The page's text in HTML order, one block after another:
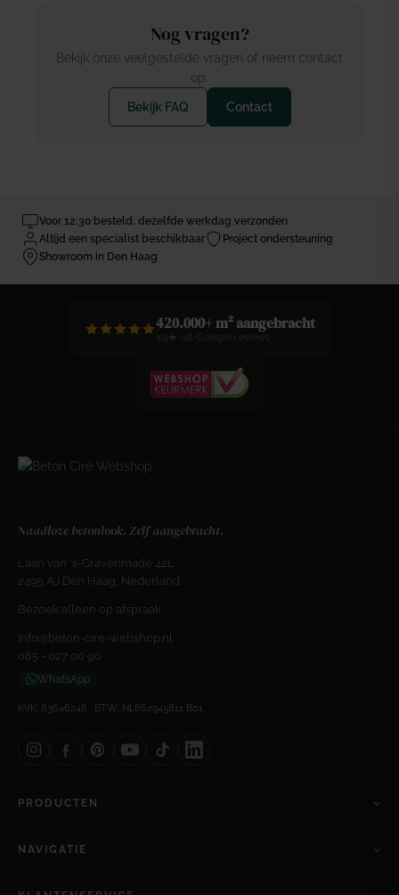
Nog vragen?
Bekijk onze veelgestelde vragen of neem contact
op.
Bekijk FAQ Contact
Voor 12:30 besteld, dezelfde werkdag verzonden
Altijd een specialist beschikbaar
Project ondersteuning
Showroom in Den Haag
420.000+ m² aangebracht
4,9★ uit Google reviews
Naadloze betonlook. Zelf aangebracht.
Laan van 's-Gravenmade 42L
2495 AJ Den Haag, Nederland
Bezoek alleen op afspraak
info@beton-cire-webshop.nl
085 - 027 00 90
WhatsApp
KVK: 83646248 · BTW: NL862945811 B01
PRODUCTEN
NAVIGATIE